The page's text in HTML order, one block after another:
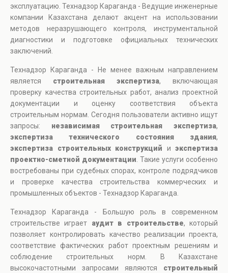
эксплуатацию. Технадзор Караганда - Ведущие инженерные
компании Казахстана делают акцент на использовании
методов неразрушающего контроля, инструментальной
диагностики и подготовке официальных технических
заключений.
Технадзор Караганда - Не менее важным направлением
является строительная экспертиза, включающая
проверку качества строительных работ, анализ проектной
документации и оценку соответствия объекта
строительным нормам. Сегодня пользователи активно ищут
запросы: независимая строительная экспертиза,
экспертиза технического состояния здания,
экспертиза строительных конструкций и экспертиза
проектно-сметной документации . Такие услуги особенно
востребованы при судебных спорах, контроле подрядчиков
и проверке качества строительства коммерческих и
промышленных объектов - Технадзор Караганда.
Технадзор Караганда - Большую роль в современном
строительстве играет аудит в строительстве, который
позволяет контролировать качество реализации проекта,
соответствие фактических работ проектным решениям и
соблюдение строительных норм. В Казахстане
высокочастотными запросами являются строительный